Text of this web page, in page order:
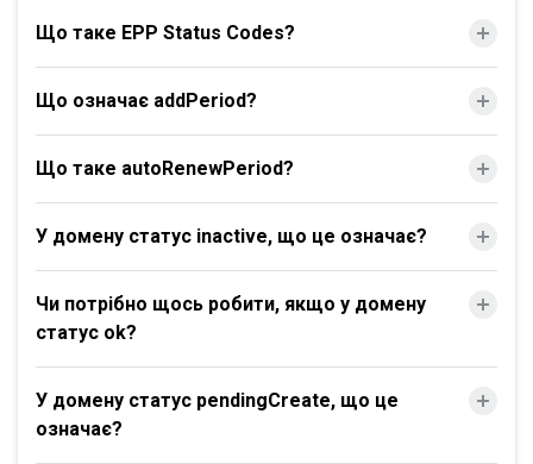
Що таке EPP Status Codes?
Що означає addPeriod?
Що таке autoRenewPeriod?
У домену статус inactive, що це означає?
Чи потрібно щось робити, якщо у домену
статус ok?
У домену статус pendingCreate, що це
означає?